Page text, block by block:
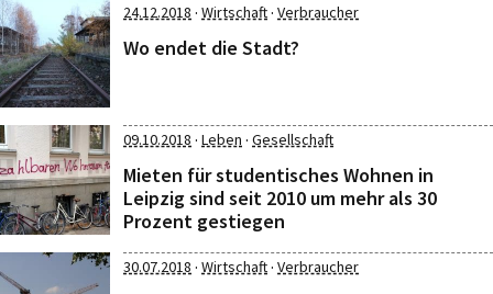
24.12.2018 · Wirtschaft· Verbraucher
Wo endet die Stadt?
09.10.2018 · Leben · Gesellschaft
Mieten für studentisches Wohnen in
Leipzig sind seit 2010 um mehr als 30
Prozent gestiegen
30.07.2018 · Wirtschaft· Verbraucher